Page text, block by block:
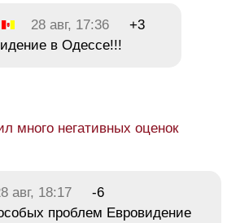
28 авг, 17:36
+3
в Одессе!!!
много негативных оценок
авг, 18:17
-6
проблем Евровидение